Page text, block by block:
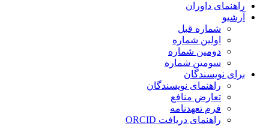
راهنمای داوران
آرشیو
شماره قبل
اولین شماره
دومین شماره
سومین شماره
برای نویسندگان
راهنمای نویسندگان
تعارض منافع
فرم تعهدنامه
راهنمای دریافت ORCID